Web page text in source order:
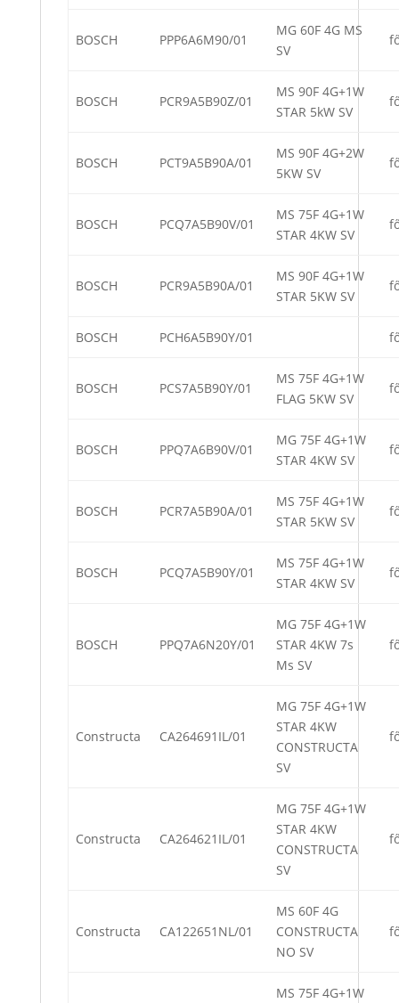
BOSCH PPP6A6M90/01
MG 60F 4G MS
SV
BOSCH PCR9A5B90Z/01
MS 90F 4G+1W
STAR 5kW SV
BOSCH PCT9A5B90A/01
MS 90F 4G+2W
5KW SV
BOSCH PCQ7A5B90V/01
MS 75F 4G+1W
STAR 4KW SV
BOSCH PCR9A5B90A/01
MS 90F 4G+1W
STAR 5KW SV
BOSCH PCH6A5B90Y/01
BOSCH PCS7A5B90Y/01
MS 75F 4G+1W
FLAG 5KW SV
BOSCH PPQ7A6B90V/01
MG 75F 4G+1W
STAR 4KW SV
BOSCH PCR7A5B90A/01
MS 75F 4G+1W
STAR 5KW SV
BOSCH PCQ7A5B90Y/01
MS 75F 4G+1W
STAR 4KW SV
BOSCH PPQ7A6N20Y/01
MG 75F 4G+1W
STAR 4KW 7s
Ms SV
Constructa CA264691IL/01
MG 75F 4G+1W
STAR 4KW
CONSTRUCTA
SV
Constructa CA264621IL/01
MG 75F 4G+1W
STAR 4KW
CONSTRUCTA
SV
Constructa CA122651NL/01
MS 60F 4G
CONSTRUCTA
NO SV
MS 75F 4G+1W